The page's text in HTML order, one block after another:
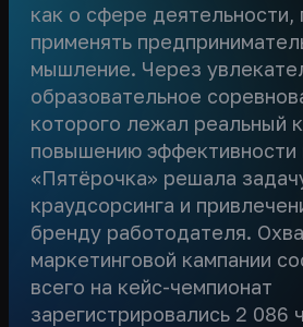
как о сфере деятельности,
применять
мышление. Через
образовательное
которого лежал реальный
повышению эффективности
«Пятёрочка» решала
краудсорсинга и
бренду работодателя.
маркетинговой кампании
всего на кейс-чемпионат
зарегистрировались 2 086